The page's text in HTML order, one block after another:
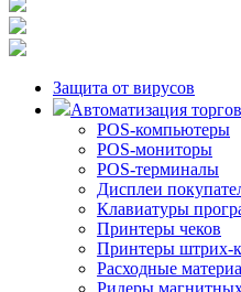
Защита от вирусов
Автоматизация
POS-компьютеры
POS-мониторы
POS-терминалы
Дисплеи
Клавиатуры
Принтеры чеков
Принтеры штрих-
Расходные
Ридеры